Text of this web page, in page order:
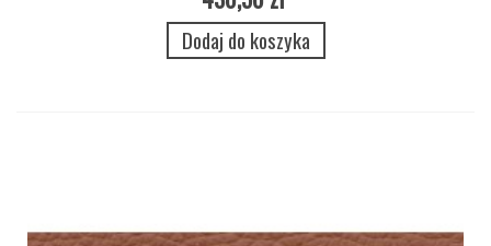
Dodaj do koszyka